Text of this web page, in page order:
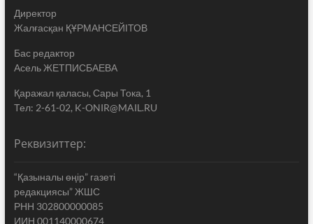
Директор
Жалғасқан ҚҰРМАНСЕЙІТОВ
Бас редактор
Асель ЖЕТПИСБАЕВА
Қаражал қаласы, Сары Тока, 1
Тел: 2-61-02, K-ONIR@MAIL.RU
Реквизиттер:
“Қазыналы өңір” газеті
редакциясы” ЖШС
РНН 302800000085
ИИН 001140000674